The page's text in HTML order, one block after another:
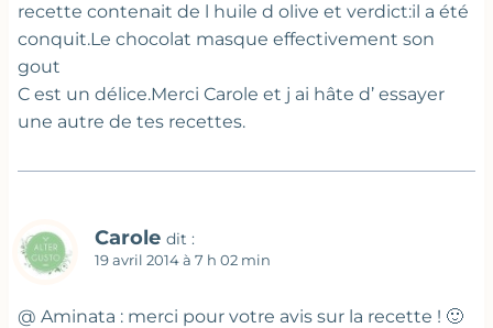
recette contenait de l huile d olive et verdict:il a été
conquit.Le chocolat masque effectivement son
gout
C est un délice.Merci Carole et j ai hâte d’ essayer
une autre de tes recettes.
Carole dit :
19 avril 2014 à 7 h 02 min
@ Aminata : merci pour votre avis sur la recette ! 🙂